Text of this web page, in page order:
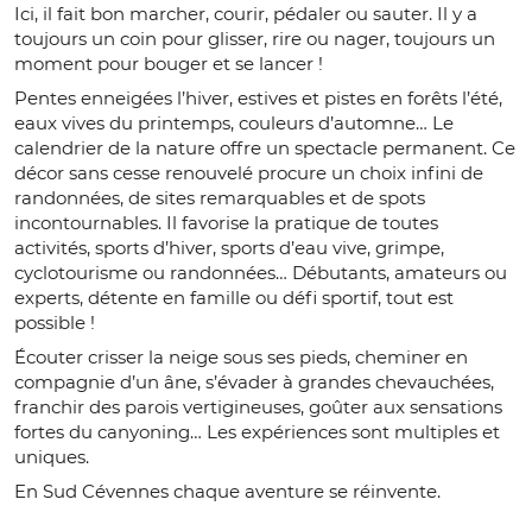
Ici, il fait bon marcher, courir, pédaler ou sauter. Il y a
toujours un coin pour glisser, rire ou nager, toujours un
moment pour bouger et se lancer !
Pentes enneigées l’hiver, estives et pistes en forêts l’été,
eaux vives du printemps, couleurs d’automne… Le
calendrier de la nature offre un spectacle permanent. Ce
décor sans cesse renouvelé procure un choix infini de
randonnées, de sites remarquables et de spots
incontournables. Il favorise la pratique de toutes
activités, sports d’hiver, sports d’eau vive, grimpe,
cyclotourisme ou randonnées… Débutants, amateurs ou
experts, détente en famille ou défi sportif, tout est
possible !
Écouter crisser la neige sous ses pieds, cheminer en
compagnie d’un âne, s’évader à grandes chevauchées,
franchir des parois vertigineuses, goûter aux sensations
fortes du canyoning… Les expériences sont multiples et
uniques.
En Sud Cévennes chaque aventure se réinvente.